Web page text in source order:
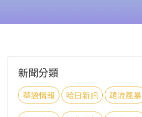
新聞分類
華語情報 哈日新訊 韓流風暴